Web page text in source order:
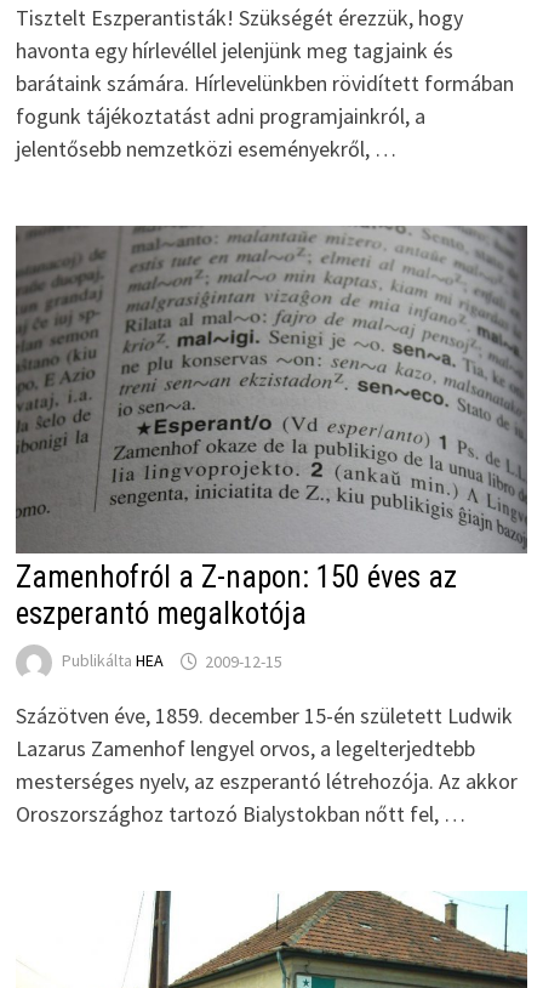
Tisztelt Eszperantisták! Szükségét érezzük, hogy
havonta egy hírlevéllel jelenjünk meg tagjaink és
barátaink számára. Hírlevelünkben rövidített formában
fogunk tájékoztatást adni programjainkról, a
jelentősebb nemzetközi eseményekről, …
Zamenhofról a Z-napon: 150 éves az
eszperantó megalkotója
Publikálta HEA 2009-12-15
Százötven éve, 1859. december 15-én született Ludwik
Lazarus Zamenhof lengyel orvos, a legelterjedtebb
mesterséges nyelv, az eszperantó létrehozója. Az akkor
Oroszországhoz tartozó Bialystokban nőtt fel, …